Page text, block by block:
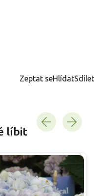
Zeptat seHlídatSdílet
líbit